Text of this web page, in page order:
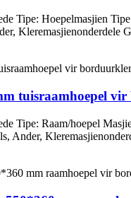
Tipe: Hoepelmasjien
Kleremasjienonderdele
tuisraamhoepel vir
Tipe: Raam/hoepel
Ander,